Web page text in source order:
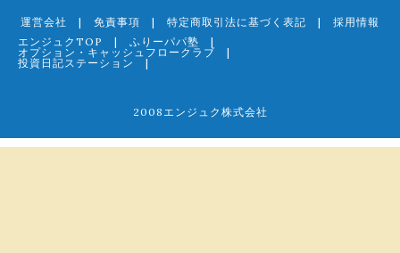
運営会社 | 免責事項 | 特定商取引法に基づく表記 | 採用情報
エンジュクTOP
| ふりーパパ塾 |
オプション・キャッシュフロークラブ |
投資日記ステーション
|
2008エンジュク株式会社